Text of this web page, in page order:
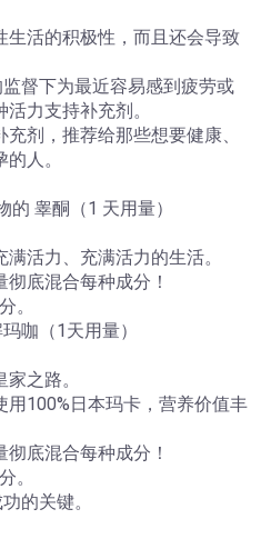
生活的积极性，而且还会导致
督下为最近容易感到疲劳或
力支持补充剂。
剂，推荐给那些想要健康、
人。
睾酮（1 天用量）
活力、充满活力的生活。
底混合每种成分！
。
咖（1天用量）
之路。
用100%日本玛卡，营养价值丰
底混合每种成分！
。
的关键。